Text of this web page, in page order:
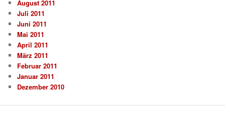
August 2011
Juli 2011
Juni 2011
Mai 2011
April 2011
März 2011
Februar 2011
Januar 2011
Dezember 2010